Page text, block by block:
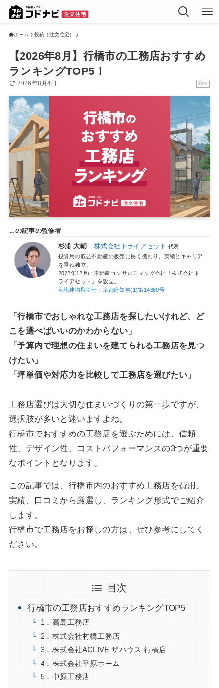
ホーム 投稿（注文住宅）
【2026年8月】行橋市の工務店おすすめ
ランキングTOP5！
PR
2026年8月4日
この記事の監修者
杉浦 大輔 株式会社トライアセット 代表
投資用の収益不動産の販売に長く携わり、実績とキャリア
を重ね独立。
2022年12月に不動産コンサルティング会社「株式会社ト
ライアセット」を設立。
宅地建物取引士：京都府知事(1)第14680号
「行橋市でおしゃれな工務店を探したいけれど、ど
こを選べばいいのかわからない」
「予算内で理想の住まいを建てられる工務店を見つ
けたい」
「坪単価や対応力を比較して工務店を選びたい」
工務店選びは大切な住まいづくりの第一歩ですが、
選択肢が多いと迷いますよね。
行橋市でおすすめの工務店を選ぶためには、信頼
性、デザイン性、コストパフォーマンスの3つが重要
なポイントとなります。
この記事では、行橋市内のおすすめ工務店を費用、
実績、口コミから厳選し、ランキング形式でご紹介
します。
行橋市で工務店をお探しの方は、ぜひ参考にしてく
ださい。
目次
行橋市の工務店おすすめランキングTOP5
1．高島工務店
2．株式会社村橋工務店
3．株式会社ACLIVE ザハウス 行橋店
4．株式会社平原ホーム
5．中原工務店